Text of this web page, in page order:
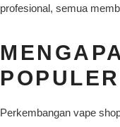
profesional, semua
POPULER
Perkembangan vape